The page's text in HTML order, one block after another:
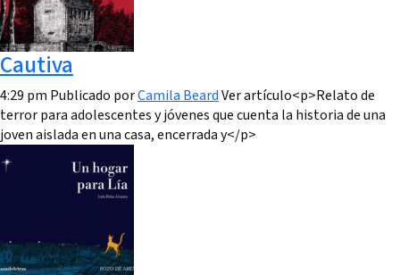
Cautiva
4:29 pm Publicado porCamila BeardVer artículo<p>Relato de
terror para adolescentes y jóvenes que cuenta la historia de una
joven aislada en una casa, encerrada y</p>